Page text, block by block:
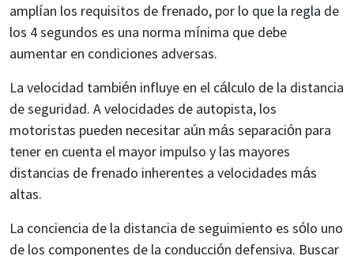
amplían los requisitos de frenado, por lo que la regla de
los 4 segundos es una norma mínima que debe
aumentar en condiciones adversas.
La velocidad también influye en el cálculo de la distancia
de seguridad. A velocidades de autopista, los
motoristas pueden necesitar aún más separación para
tener en cuenta el mayor impulso y las mayores
distancias de frenado inherentes a velocidades más
altas.
La conciencia de la distancia de seguimiento es sólo uno
de los componentes de la conducción defensiva. Buscar